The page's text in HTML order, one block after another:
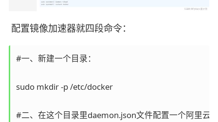
配置镜像加速器就四段命令：
#一、新建一个目录：
sudo mkdir -p /etc/docker
#二、在这个目录里daemon.json文件配置一个阿里云